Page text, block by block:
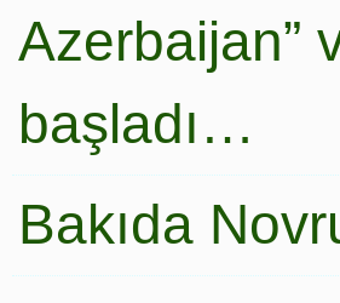
Azerbaijan”
başladı…
Bakıda